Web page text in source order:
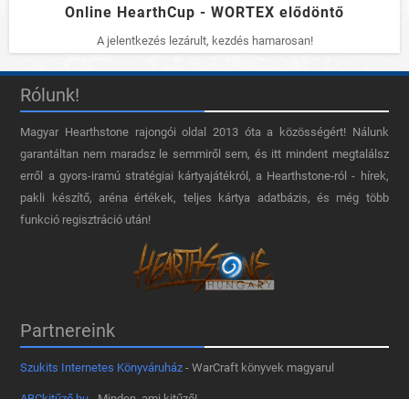
Online HearthCup - WORTEX elődöntő
A jelentkezés lezárult, kezdés hamarosan!
Rólunk!
Magyar Hearthstone​ rajongói oldal 2013 óta a közösségért! Nálunk
garantáltan nem maradsz le semmiről sem, és itt mindent megtalálsz
erről a gyors-iramú stratégiai kártyajátékról, a Hearthstone-ról - hírek,
pakli készítő, aréna értékek, teljes kártya adatbázis, és még több
funkció regisztráció után!
Partnereink
Szukits Internetes Könyváruház - WarCraft könyvek magyarul